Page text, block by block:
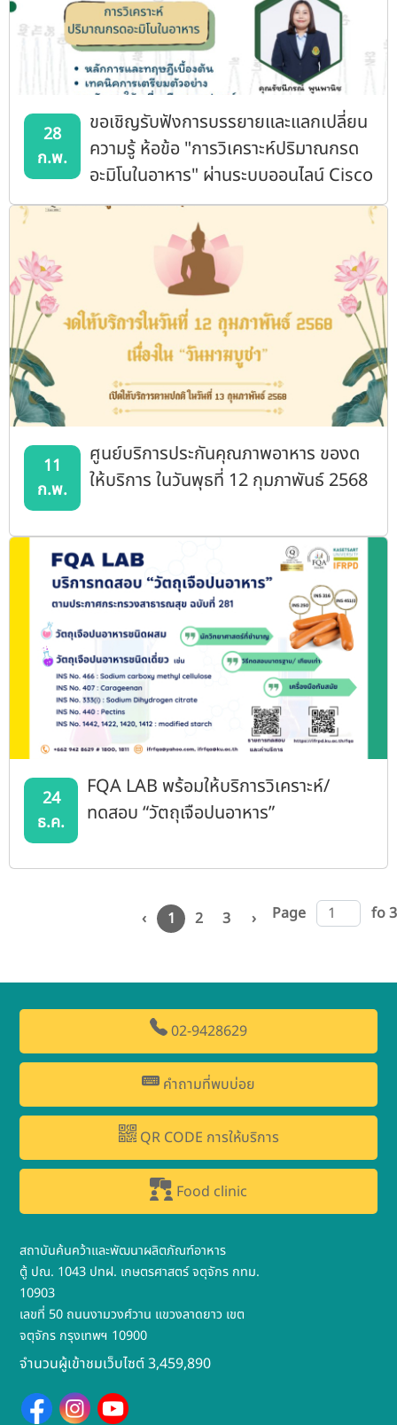
28
ก.พ.
ขอเชิญรับฟังการบรรยายและแลกเปลี่ยน
ความรู้ ห้อข้อ "การวิเคราะห์ปริมาณกรด
อะมิโนในอาหาร" ผ่านระบบออนไลน์ Cisco
Webex
11
ก.พ.
ศูนย์บริการประกันคุณภาพอาหาร ของด
ให้บริการ ในวันพุธที่ 12 กุมภาพันธ์ 2568
24
ธ.ค.
FQA LAB พร้อมให้บริการวิเคราะห์/
ทดสอบ “วัตถุเจือปนอาหาร”
‹ 1 2 3 › Page fo 3
02-9428629
คำถามที่พบบ่อย
QR CODE การให้บริการ
Food clinic
สถาบันค้นคว้าและพัฒนาผลิตภัณฑ์อาหาร
ตู้ ปณ. 1043 ปทฝ. เกษตรศาสตร์ จตุจักร กทม.
10903
เลขที่ 50 ถนนงามวงศ์วาน แขวงลาดยาว เขต
จตุจักร กรุงเทพฯ 10900
จำนวนผู้เข้าชมเว็บไซต์ 3,459,890